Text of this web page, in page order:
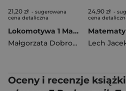
21,20 zł - sugerowana
cena detaliczna
Lokomotywa 1 Matematyka Ćwiczenia cz 1 EDYCJA 2026
Małgorzata Dobrowolska
,
24,90 zł -
cena
Lech
Oceny i recenzje książki